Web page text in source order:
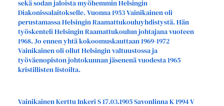
sekä sodan jaloista myöhemmin Helsingin
Diakonissalaitokselle. Vuonna 1953 Vainikainen oli
perustamassa Helsingin Raamattukouluyhdistystä. Hän
työskenteli Helsingin Raamattukoulun johtajana vuoteen
1968. Jo ennen yhtä kokoomuskauttaan 1969-1972
Vainikainen oli ollut Helsingin valtuustossa ja
työväenopiston johtokunnan jäsenenä vuodesta 1965
kristillisten listoilta.
Vainikainen Kerttu Inkeri S 17.03.1905 Savonlinna K 1994 V